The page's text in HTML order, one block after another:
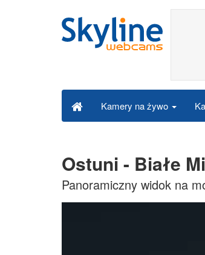
Kamery na żywo
Ostuni - Białe
Panoramiczny widok na